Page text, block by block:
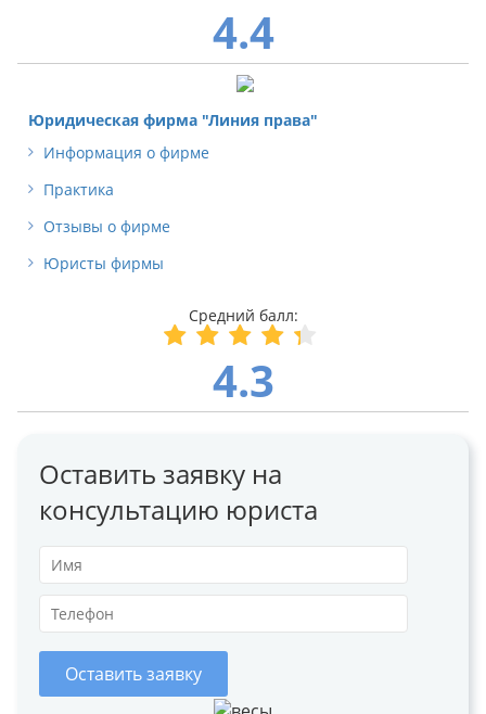
4.4
Юридическая фирма "Линия права"
Информация о фирме
Практика
Отзывы о фирме
Юристы фирмы
4.3
Оставить заявку на
консультацию юриста
Оставить заявку